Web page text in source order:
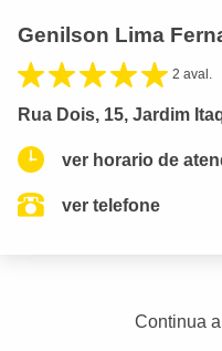
Genilson Lima
2 aval.
Rua Dois, 15, Jardim
ver horario de
ver telefone
Continua